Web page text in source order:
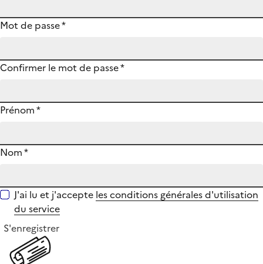
Mot de passe*
Confirmer le mot de passe*
Prénom*
Nom*
J'ai lu et j'accepte les conditions générales d'utilisation
du service
S'enregistrer